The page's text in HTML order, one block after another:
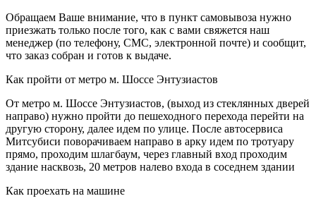
Обращаем Ваше внимание, что в пункт самовывоза нужно
приезжать только после того, как с вами свяжется наш
менеджер (по телефону, СМС, электронной почте) и сообщит,
что заказ собран и готов к выдаче.
Как пройти от метро м. Шоссе Энтузиастов
От метро м. Шоссе Энтузиастов, (выход из стеклянных дверей
направо) нужно пройти до пешеходного перехода перейти на
другую сторону, далее идем по улице. После автосервиса
Митсубиси поворачиваем направо в арку идем по тротуару
прямо, проходим шлагбаум, через главный вход проходим
здание насквозь, 20 метров налево входа в соседнем здании
Как проехать на машине